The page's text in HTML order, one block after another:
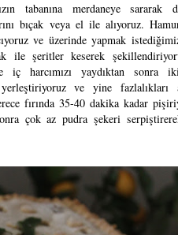
tabanına merdaneye sararak
bıçak veya el ile alıyoruz.
ve üzerinde yapmak
ile şeritler keserek
iç harcımızı yaydıktan sonra
ve yine fazlalıkları
fırında 35-40 dakika kadar
çok az pudra şekeri